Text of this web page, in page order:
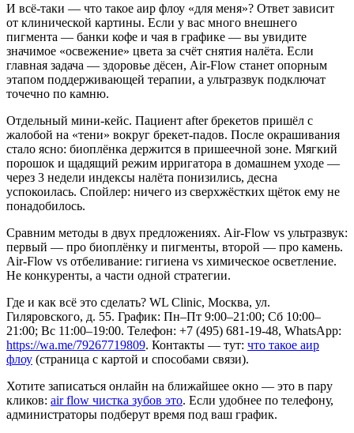
И всё‑таки — что такое аир флоу «для меня»? Ответ зависит
от клинической картины. Если у вас много внешнего
пигмента — банки кофе и чая в графике — вы увидите
значимое «освежение» цвета за счёт снятия налёта. Если
главная задача — здоровье дёсен, Air‑Flow станет опорным
этапом поддерживающей терапии, а ультразвук подключат
точечно по камню.
Отдельный мини‑кейс. Пациент after брекетов пришёл с
жалобой на «тени» вокруг брекет‑падов. После окрашивания
стало ясно: биоплёнка держится в пришеечной зоне. Мягкий
порошок и щадящий режим ирригатора в домашнем уходе —
через 3 недели индексы налёта понизились, десна
успокоилась. Спойлер: ничего из сверхжёстких щёток ему не
понадобилось.
Сравним методы в двух предложениях. Air‑Flow vs ультразвук:
первый — про биоплёнку и пигменты, второй — про камень.
Air‑Flow vs отбеливание: гигиена vs химическое осветление.
Не конкуренты, а части одной стратегии.
Где и как всё это сделать? WL Clinic, Москва, ул.
Гиляровского, д. 55. График: Пн–Пт 9:00–21:00; Сб 10:00–
21:00; Вс 11:00–19:00. Телефон: +7 (495) 681‑19‑48, WhatsApp:
https://wa.me/79267719809. Контакты — тут: что такое аир
флоу (страница с картой и способами связи).
Хотите записаться онлайн на ближайшее окно — это в пару
кликов: air flow чистка зубов это. Если удобнее по телефону,
администраторы подберут время под ваш график.